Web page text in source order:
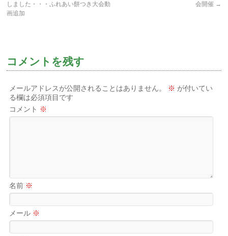
しました・・・ふれあい餅つき大会動
画追加
会開催 →
コメントを残す
メールアドレスが公開されることはありません。 ※ が付いてい
る欄は必須項目です
コメント ※
名前 ※
メール ※